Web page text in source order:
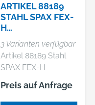
ARTIKEL 88189
STAHL SPAX FEX-
H
SONDEROBERFL.
SILBER SPAX
HOLZFENSTERSC
HRAUBEN FE
3 Varianten verfügbar
Artikel 88189 Stahl
SPAX FEX-H
Sonderoberfl. silber
SPAX
Holzfensterschraube
Preis auf Anfrage